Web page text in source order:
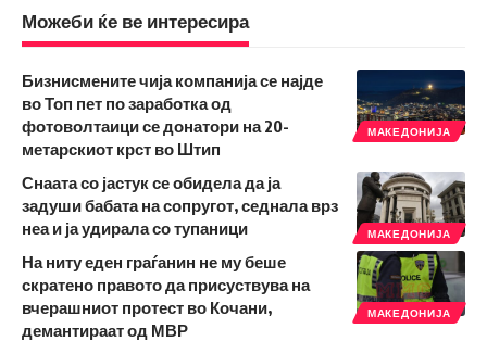
Можеби ќе ве интересира
МАКЕДОНИЈА
Бизнисмените чија компанија се најде
во Топ пет по заработка од
фотоволтаици се донатори на 20-
метарскиот крст во Штип
МАКЕДОНИЈА
Снаата со јастук се обидела да ја
задуши бабата на сопругот, седнала врз
неа и ја удирала со тупаници
МАКЕДОНИЈА
На ниту еден граѓанин не му беше
скратено правото да присуствува на
вчерашниот протест во Кочани,
демантираат од МВР